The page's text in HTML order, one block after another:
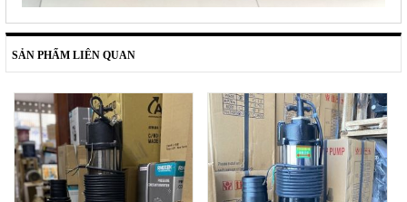
SẢN PHẨM LIÊN QUAN